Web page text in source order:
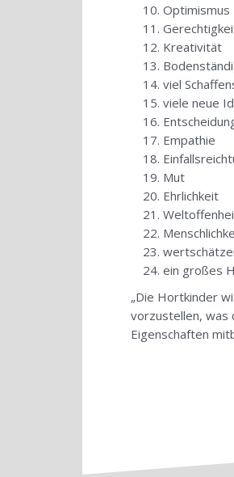
Optimismus
Kreativität
viel
viele neue
Empathie
Mut
Ehrlichkeit
ein großes
„Die Hortkinder
vorzustellen, was
Eigenschaften